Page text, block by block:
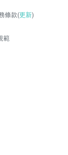
條款(更新)
範